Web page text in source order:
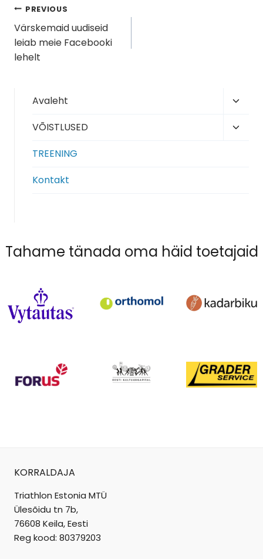
Navigeerimine
PREVIOUS
Värskemaid uudiseid
leiab meie Facebooki
lehelt
Avaleht
menu
VÕISTLUSED
TREENING
Kontakt
Tahame tänada oma häid toetajaid
KORRALDAJA
Triathlon Estonia MTÜ
Ülesõidu tn 7b,
76608 Keila, Eesti
Reg kood: 80379203